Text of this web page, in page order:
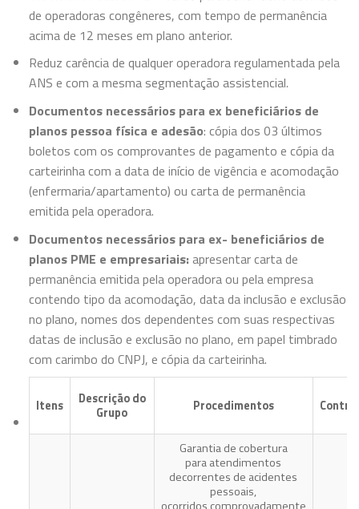
de operadoras congêneres, com tempo de permanência
acima de 12 meses em plano anterior.
Reduz carência de qualquer operadora regulamentada pela
ANS e com a mesma segmentação assistencial.
Documentos necessários para ex beneficiários de
planos pessoa física e adesão: cópia dos 03 últimos
boletos com os comprovantes de pagamento e cópia da
carteirinha com a data de início de vigência e acomodação
(enfermaria/apartamento) ou carta de permanência
emitida pela operadora.
Documentos necessários para ex- beneficiários de
planos PME e empresariais:apresentar carta de
permanência emitida pela operadora ou pela empresa
contendo tipo da acomodação, data da inclusão e exclusão
no plano, nomes dos dependentes com suas respectivas
datas de inclusão e exclusão no plano, em papel timbrado
com carimbo do CNPJ, e cópia da carteirinha.
Itens
Descrição do
Grupo
Procedimentos
Garantia de cobertura
para atendimentos
decorrentes de acidentes
pessoais,